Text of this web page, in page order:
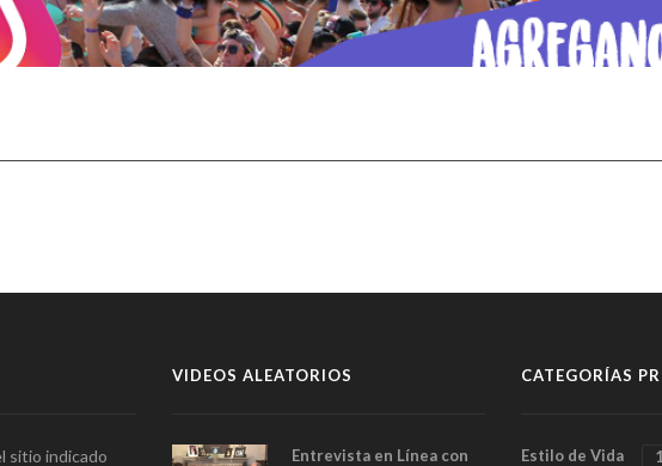
sitio indicado
VIDEOS ALEATORIOS
Entrevista en Línea con
CATEGORÍAS
Estilo de Vida 1